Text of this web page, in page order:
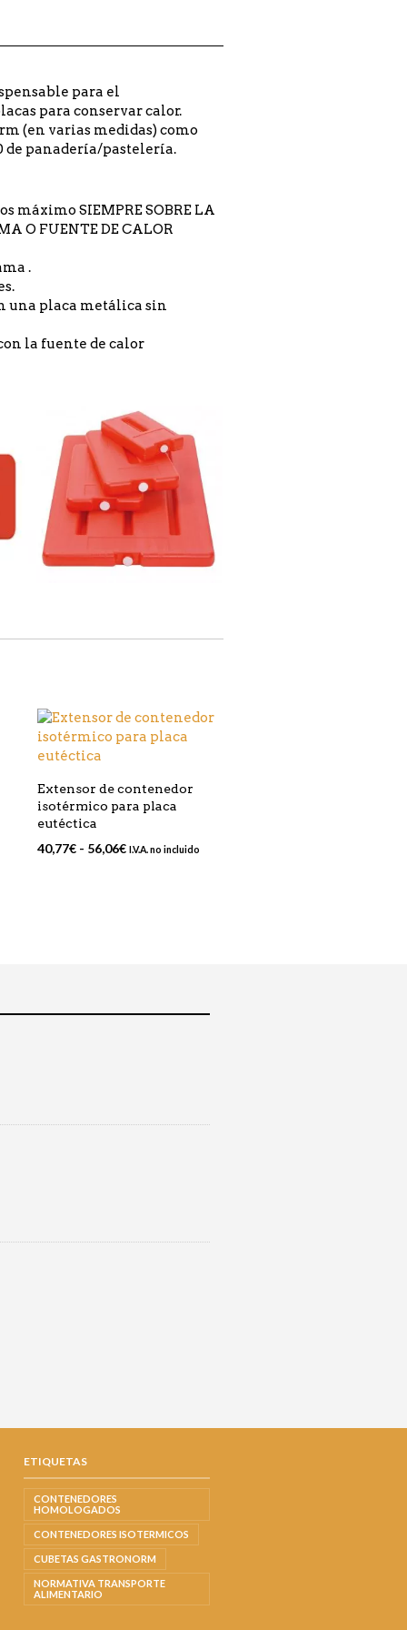
para el
para conservar calor.
(en varias medidas) como
de panadería/pastelería.
máximo SIEMPRE SOBRE LA
O FUENTE DE CALOR
.
una placa metálica sin
la fuente de calor
Extensor de contenedor
isotérmico para placa
eutéctica
40,77€ - 56,06€Rango
I.V.A. no incluido
ETIQUETAS
CONTENEDORES
HOMOLOGADOS
CONTENEDORES ISOTERMICOS
CUBETAS GASTRONORM
NORMATIVA TRANSPORTE
ALIMENTARIO